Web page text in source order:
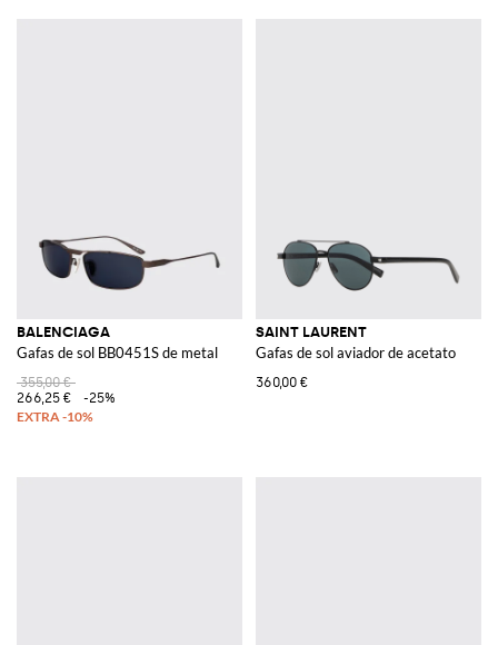
BALENCIAGA
Gafas de sol BB0451S de metal
355,00 €
266,25 €
-25%
SAINT LAURENT
Gafas de sol aviador de acetato
360,00 €